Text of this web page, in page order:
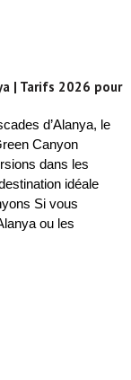
| Tarifs 2026 pour
d’Alanya, le
Canyon
dans les
idéale
Si vous
ou les